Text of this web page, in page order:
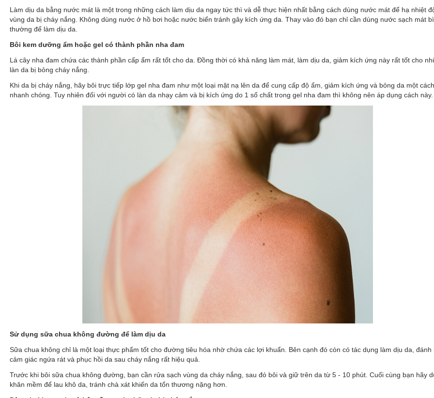
Làm dịu da bằng nước mát là một trong những cách làm dịu da ngay tức thì và dễ thực hiện nhất bằng cách dùng nước mát để hạ nhiệt
vùng da bị cháy nắng. Không dùng nước ở hồ bơi hoặc nước biển tránh gây kích ứng da. Thay vào đó bạn chỉ cần dùng nước sạch mát
thường để làm dịu da.
Bôi kem dưỡng ẩm hoặc gel có thành phần nha đam
Lá cây nha đam chứa các thành phần cấp ẩm rất tốt cho da. Đồng thời có khả năng làm mát, làm dịu da, giảm kích ứng này rất tốt cho
làn da bị bỏng cháy nắng.
Khi da bị cháy nắng, hãy bôi trực tiếp lớp gel nha đam như một loại mặt nạ lên da để cung cấp độ ẩm , giảm kích ứng và bỏng da một cách
nhanh chóng. Tuy nhiên đối với người có làn da nhạy cảm và bị kích ứng do 1 số chất trong gel nha đam thì không nên áp dụng cách này.
Sử dụng sữa chua không đường để làm dịu da
Sữa chua không chỉ là một loại thực phẩm tốt cho đường tiêu hóa nhờ chứa các lợi khuẩn. Bên cạnh đó còn có tác dụng làm dịu da, đánh
cảm giác ngứa rát và phục hồi da sau cháy nắng rất hiệu quả.
Trước khi bôi sữa chua không đường, bạn cần rửa sạch vùng da cháy nắng, sau đó bôi và giữ trên da từ 5 - 10 phút. Cuối cùng bạn hãy
khăn mềm để lau khô da, tránh chà xát khiến da tổn thương nặng hơn.